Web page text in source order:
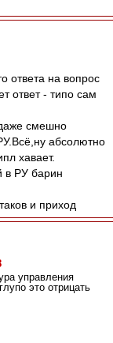
ответа на вопрос
ответ - типо сам
смешно
абсолютно
хавает.
в РУ барин
и приход
управления
это отрицать